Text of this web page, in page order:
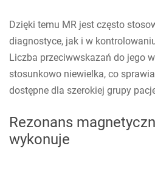
Dzięki temu MR jest często
diagnostyce, jak i w
Liczba przeciwwskazań do jego
stosunkowo niewielka, co
dostępne dla szerokiej grupy
Rezonans
wykonuje